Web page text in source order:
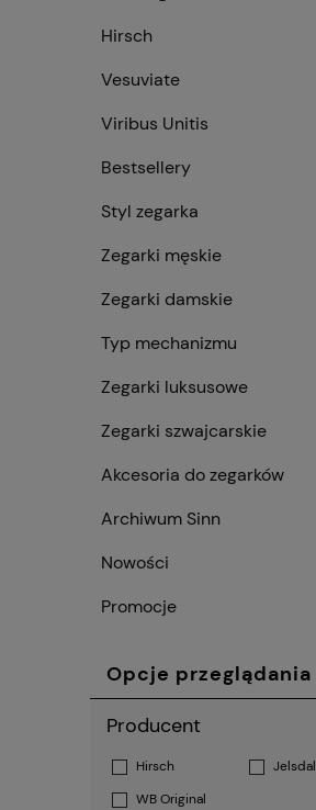
Hirsch
Vesuviate
Viribus Unitis
Bestsellery
Styl zegarka
Zegarki męskie
Zegarki damskie
Typ mechanizmu
Zegarki luksusowe
Zegarki szwajcarskie
Akcesoria do zegarków
Archiwum Sinn
Nowości
Promocje
Opcje przeglądania
Producent
Hirsch
Jelsdal
WB Original